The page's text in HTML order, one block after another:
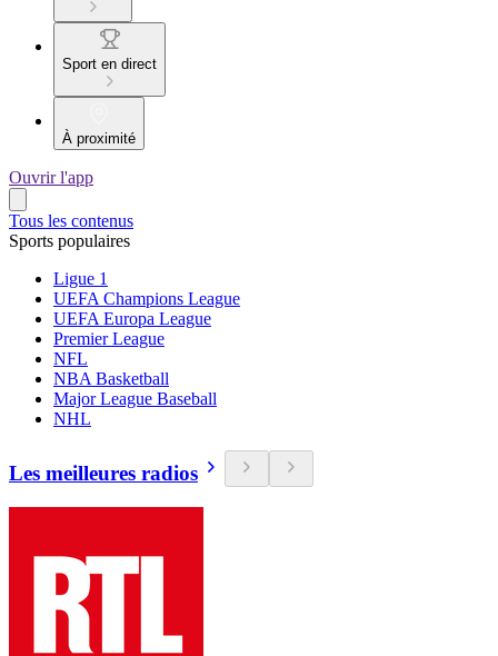
Sport en direct
À proximité
Ouvrir l'app
Tous les contenus
Sports populaires
Ligue 1
UEFA Champions League
UEFA Europa League
Premier League
NFL
NBA Basketball
Major League Baseball
NHL
Les meilleures radios